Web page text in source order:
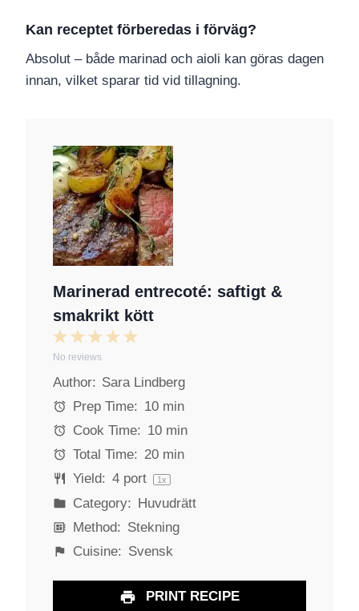
Kan receptet förberedas i förväg?
Absolut – både marinad och aioli kan göras dagen
innan, vilket sparar tid vid tillagning.
Marinerad entrecoté: saftigt &
smakrikt kött
5
t
r
4
t
a
r
s
3
t
a
r
s
2
S
t
a
r
s
1
S
t
a
No reviews
Author: Sara Lindberg
Prep Time: 10 min
Cook Time: 10 min
Total Time: 20 min
Yield: 4port 1x
Category: Huvudrätt
Method: Stekning
Cuisine: Svensk
PRINT RECIPE